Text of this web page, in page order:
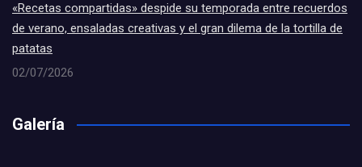
«Recetas compartidas» despide su temporada entre recuerdos
de verano, ensaladas creativas y el gran dilema de la tortilla de
patatas
02/07/2026
Galería